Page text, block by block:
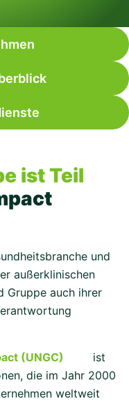
ist Teil
und
außerklinischen
Gruppe auch ihrer
(UNGC)
ist
die im Jahr 2000
weltweit